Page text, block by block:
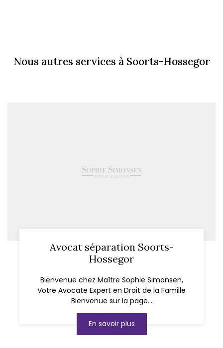
Nous autres services à Soorts-Hossegor
Avocat séparation Soorts-
Hossegor
Bienvenue chez Maître Sophie Simonsen,
Votre Avocate Expert en Droit de la Famille
Bienvenue sur la page...
En savoir plus